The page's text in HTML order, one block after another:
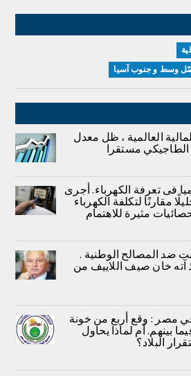
العالمية ، ظل معدل
الطاجيكي مستقرا
فى تعرفة الكهرباء. أجرى
مقارنًا لتكلفة الكهرباء
مثيرة للاهتمام
ضد المصالح الوطنية .
آته خان صيف اللاييف من
مصر : وقع أربع من خونة
بينهم. أم لماذا يحاول
البلاد؟